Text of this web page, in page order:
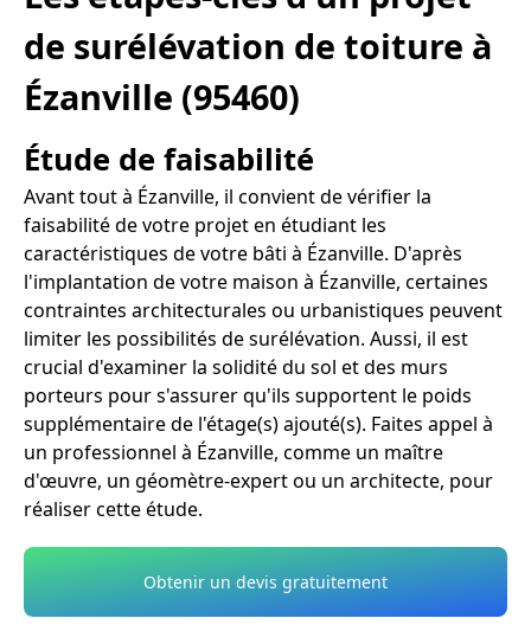
de surélévation de toiture à
Ézanville (95460)
Étude de faisabilité
Avant tout à Ézanville, il convient de vérifier la
faisabilité de votre projet en étudiant les
caractéristiques de votre bâti à Ézanville. D'après
l'implantation de votre maison à Ézanville, certaines
contraintes architecturales ou urbanistiques peuvent
limiter les possibilités de surélévation. Aussi, il est
crucial d'examiner la solidité du sol et des murs
porteurs pour s'assurer qu'ils supportent le poids
supplémentaire de l'étage(s) ajouté(s). Faites appel à
un professionnel à Ézanville, comme un maître
d'œuvre, un géomètre-expert ou un architecte, pour
réaliser cette étude.
Obtenir un devis gratuitement